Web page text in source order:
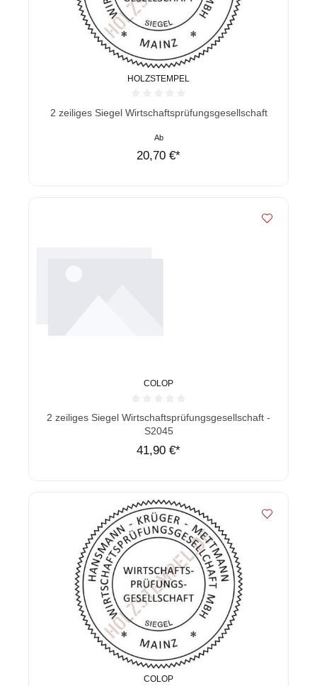
HOLZSTEMPEL
Durchschnittliche Bewertung von 0 von 5 Sternen
2 zeiliges Siegel Wirtschaftsprüfungsgesellschaft
Ab
20,70 €*
COLOP
Durchschnittliche Bewertung von 0 von 5 Sternen
2 zeiliges Siegel Wirtschaftsprüfungsgesellschaft -
S2045
41,90 €*
COLOP